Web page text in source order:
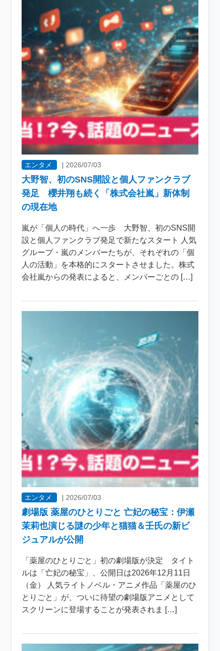
エンタメ |2026/07/03
大野智、初のSNS開設と個人ファンクラブ
発足 櫻井翔も続く「株式会社嵐」新体制
の現在地
嵐が「個人の時代」へ一歩 大野智、初のSNS開
設と個人ファンクラブ発足で新たなスタート 人気
グループ・嵐のメンバーたちが、それぞれの「個
人の活動」を本格的にスタートさせました。株式
会社嵐からの発表によると、メンバーごとの […]
エンタメ |2026/07/03
劇場版 薬屋のひとりごと 亡妃の秘宝：伊瀬
茉莉也演じる謎の少年と猫猫＆壬氏の新ビ
ジュアルが公開
「薬屋のひとりごと」初の劇場版が決定 タイト
ルは「亡妃の秘宝」、公開日は2026年12月11日
（金） 人気ライトノベル・アニメ作品「薬屋のひ
とりごと」が、ついに待望の劇場版アニメとして
スクリーンに登場することが発表されま […]